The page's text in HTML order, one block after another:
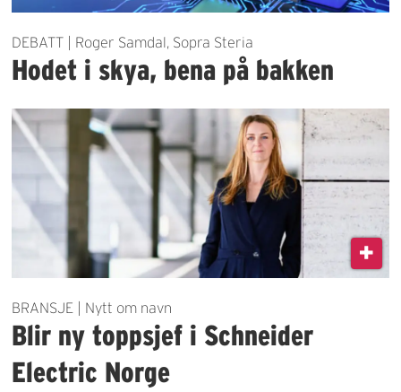
DEBATT | Roger Samdal, Sopra Steria
Hodet i skya, bena på bakken
BRANSJE | Nytt om navn
Blir ny toppsjef i Schneider
Electric Norge